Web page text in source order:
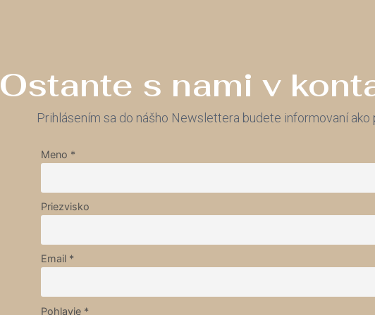
Ostante s nami v
Prihlásením sa do nášho Newslettera budete informovaní ako
Meno *
Priezvisko
Email *
Pohlavie *